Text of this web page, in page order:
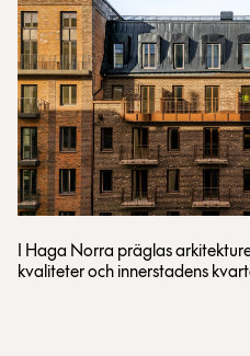
I Haga Norra präglas
kvaliteter och innerstadens